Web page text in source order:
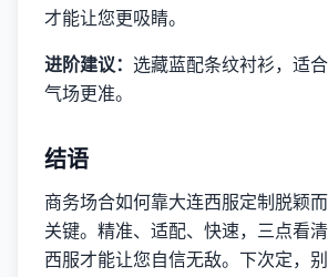
才能让您更吸睛。
进阶建议： 选藏蓝配条纹衬衫，适合
气场更准。
结语
商务场合如何靠大连西服定制脱颖
关键。精准、适配、快速，三点看
西服才能让您自信无敌。下次定，